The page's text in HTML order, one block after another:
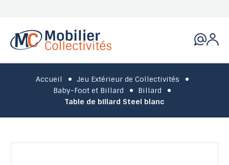
Accueil
Jeu Extérieur de Collectivités
Baby-Foot et Billard
Billard
Table de billard Steel blanc